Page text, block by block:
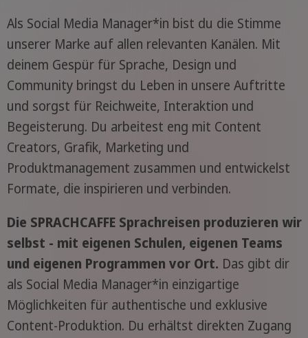
Als Social Media Manager*in bist du die Stimme
unserer Marke auf allen relevanten Kanälen. Mit
deinem Gespür für Sprache, Design und
Community bringst du Leben in unsere Auftritte
und sorgst für Reichweite, Interaktion und
Begeisterung. Du arbeitest eng mit Content
Creators, Grafik, Marketing und
Produktmanagement zusammen und entwickelst
Formate, die inspirieren und verbinden.
Die SPRACHCAFFE Sprachreisen produzieren wir
selbst - mit eigenen Schulen, eigenen Teams
und eigenen Programmen vor Ort. Das gibt dir
als Social Media Manager*in einzigartige
Möglichkeiten für authentische und exklusive
Content-Produktion. Du erhältst direkten Zugang